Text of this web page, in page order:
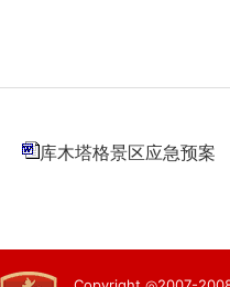
库木塔格景区应急预案